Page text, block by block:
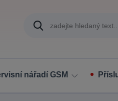
nářadí GSM